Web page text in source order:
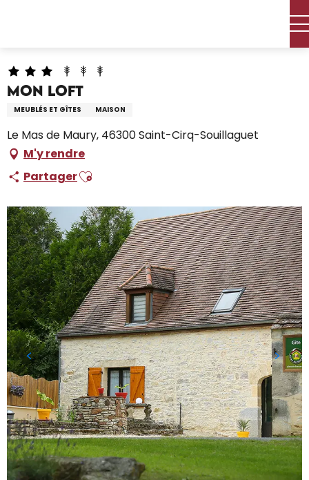
Mon Loft
MEUBLÉS ET GÎTES MAISON
Le Mas de Maury, 46300 Saint-Cirq-Souillaguet
M'y rendre
PartagerAjouter aux favoris